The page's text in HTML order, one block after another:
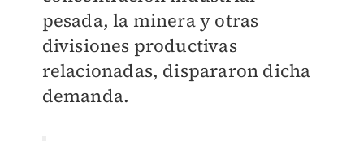
pesada, la minera y otras
divisiones productivas
relacionadas, dispararon dicha
demanda.